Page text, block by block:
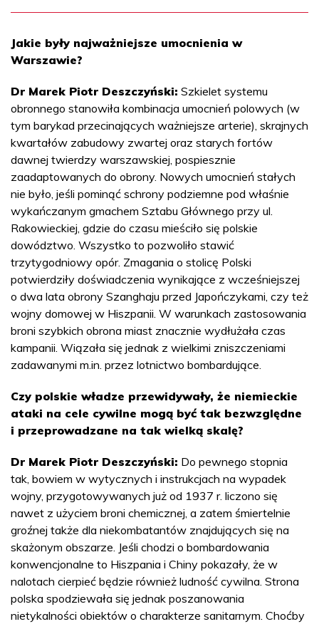
Jakie były najważniejsze umocnienia w
Warszawie?
Dr Marek Piotr Deszczyński: Szkielet systemu
obronnego stanowiła kombinacja umocnień polowych (w
tym barykad przecinających ważniejsze arterie), skrajnych
kwartałów zabudowy zwartej oraz starych fortów
dawnej twierdzy warszawskiej, pospiesznie
zaadaptowanych do obrony. Nowych umocnień stałych
nie było, jeśli pominąć schrony podziemne pod właśnie
wykańczanym gmachem Sztabu Głównego przy ul.
Rakowieckiej, gdzie do czasu mieściło się polskie
dowództwo. Wszystko to pozwoliło stawić
trzytygodniowy opór. Zmagania o stolicę Polski
potwierdziły doświadczenia wynikające z wcześniejszej
o dwa lata obrony Szanghaju przed Japończykami, czy też
wojny domowej w Hiszpanii. W warunkach zastosowania
broni szybkich obrona miast znacznie wydłużała czas
kampanii. Wiązała się jednak z wielkimi zniszczeniami
zadawanymi m.in. przez lotnictwo bombardujące.
Czy polskie władze przewidywały, że niemieckie
ataki na cele cywilne mogą być tak bezwzględne
i przeprowadzane na tak wielką skalę?
Dr Marek Piotr Deszczyński: Do pewnego stopnia
tak, bowiem w wytycznych i instrukcjach na wypadek
wojny, przygotowywanych już od 1937 r. liczono się
nawet z użyciem broni chemicznej, a zatem śmiertelnie
groźnej także dla niekombatantów znajdujących się na
skażonym obszarze. Jeśli chodzi o bombardowania
konwencjonalne to Hiszpania i Chiny pokazały, że w
nalotach cierpieć będzie również ludność cywilna. Strona
polska spodziewała się jednak poszanowania
nietykalności obiektów o charakterze sanitarnym. Choćby